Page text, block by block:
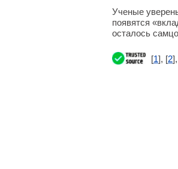
Ученые
появятся
осталось
[1], [2